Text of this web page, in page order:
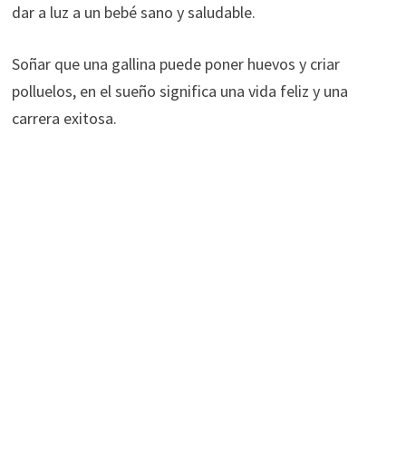
dar a luz a un bebé sano y saludable.
Soñar que una gallina puede poner huevos y criar
polluelos, en el sueño significa una vida feliz y una
carrera exitosa.